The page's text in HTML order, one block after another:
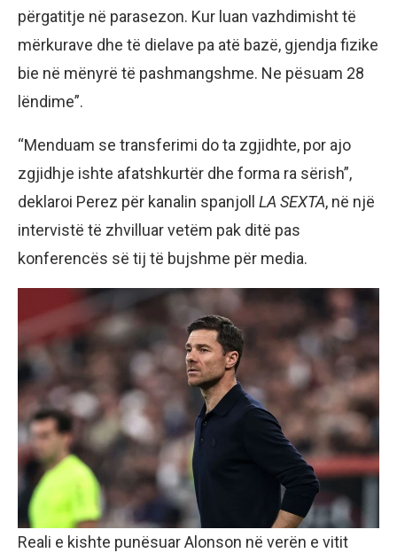
përgatitje në parasezon. Kur luan vazhdimisht të
mërkurave dhe të dielave pa atë bazë, gjendja fizike
bie në mënyrë të pashmangshme. Ne pësuam 28
lëndime”.
“Menduam se transferimi do ta zgjidhte, por ajo
zgjidhje ishte afatshkurtër dhe forma ra sërish”,
deklaroi Perez për kanalin spanjoll LA SEXTA, në një
intervistë të zhvilluar vetëm pak ditë pas
konferencës së tij të bujshme për media.
Reali e kishte punësuar Alonson në verën e vitit